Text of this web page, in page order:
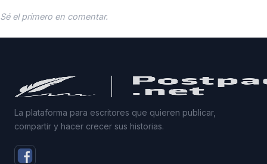
Sé el primero en comentar.
La plataforma para escritores que quieren publicar,
compartir y hacer crecer sus historias.